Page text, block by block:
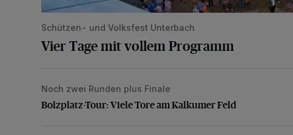
Schützen- und Volksfest Unterbach
Vier Tage mit vollem Programm
Bolzplatz-Tour: Viele Tore am Kalkumer Feld
Noch zwei Runden plus Finale
Bolzplatz-Tour: Viele Tore am Kalkumer Feld